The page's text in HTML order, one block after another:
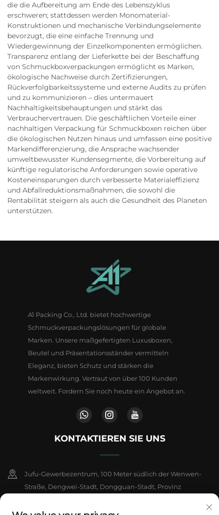
die die Aufbereitung am Ende des Lebenszyklus
erschweren; stattdessen werden Monomaterial-
Konstruktionen und mechanische Verbindungselemente
bevorzugt, die eine einfache Trennung und
Wiedergewinnung der Einzelkomponenten ermöglichen.
Transparenz entlang der Lieferkette bei der Beschaffung
von Schmuckboxverpackungen ermöglicht es Marken,
ökologische Nachweise durch Zertifizierungen,
Rückverfolgbarkeitssysteme und externe Audits zu prüfen
und zu kommunizieren – dies untermauert
Nachhaltigkeitsbehauptungen und stärkt das
Verbrauchervertrauen. Die geschäftlichen Vorteile einer
nachhaltigen Verpackung für Schmuckboxen reichen über
die ökologischen Nutzen hinaus und umfassen eine positive
Markendifferenzierung, die Ansprache wachsender
umweltbewusster Kundensegmente, die Vorbereitung auf
künftige regulatorische Anforderungen sowie operative
Kosteneinsparungen durch verbesserte Materialeffizienz
und Abfallreduktionsmaßnahmen, die sowohl die
Rentabilität steigern als auch die Gesundheit des Planeten
unterstützen.
A1 Packing Co., Ltd. bietet hochwertige
Schmuckverpackungslösungen für globale
Marken. Unsere maßgefertigten Luxusboxen,
Beutel und Präsentationsständer vermitteln
Eleganz, bieten Schutz und stärken die
Markenwirkung. Vertraut von über 100 Kunden
weltweit. Fordern Sie noch heute ein Angebot an.
KONTAKTIEREN SIE UNS
Jufu-Gewerbezentrum, 100 Meter südlich der Wenwen-
Straße, Dengwei-Stadt, Dongguan-Stadt, Provinz